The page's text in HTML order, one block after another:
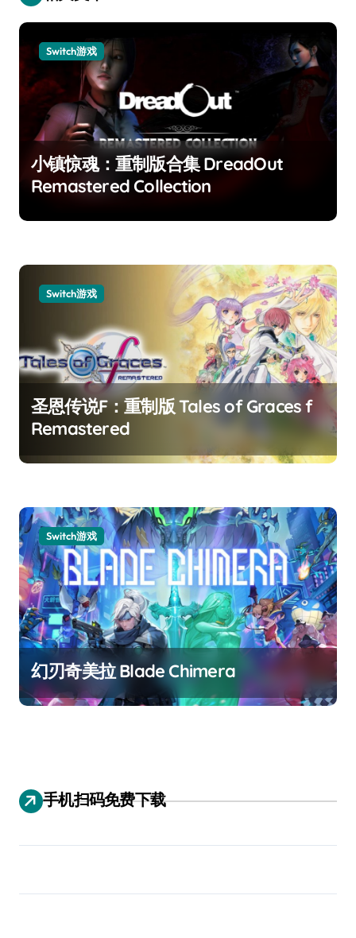
Switch游戏
小镇惊魂：重制版合集 DreadOut
Remastered Collection
Switch游戏
圣恩传说F：重制版 Tales of Graces f
Remastered
Switch游戏
幻刃奇美拉 Blade Chimera
手机扫码免费下载